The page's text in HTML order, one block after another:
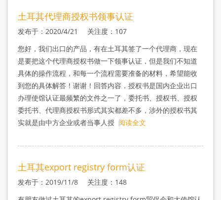
土耳其代理商授权书领事认证
发布于：2020/4/21 关注度：107
您好，我们出口的产品，有在土耳其签了一个代理商，现在
是要把这个代理商授权书做一下领事认证，但是我们不知道
具体的操作流程，和每一个流程需要准备的材料，希望能收
到您的具体解答！谢谢！回答内容，授权书是国内企业出口
办理使馆认证最频繁的文件之一了，委托书、授权书、授权
委托书、代理商授权书形式其实都差不多，涉外的授权书其
实就是由中方企业或者当事人授 阅读全文
土耳其export registry form认证
发布于：2019/11/8 关注度：148